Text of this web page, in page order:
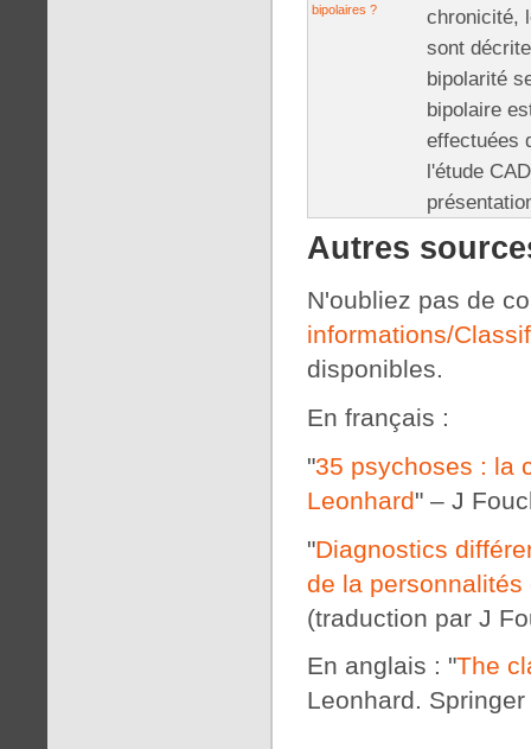
bipolaires ?
chronicité,
sont
bipolarité
bipolaire
effectuées
l'étude
Autres
N'oubliez pas de
informations/
disponibles.
En français :
"35 psychoses : la
Leonhard" – J
"Diagnostics
de la
(traduction par J
En anglais : "The
Leonhard.